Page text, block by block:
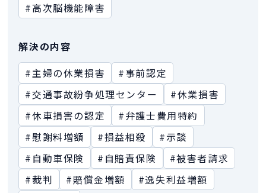
#高次脳機能障害
解決の内容
#主婦の休業損害
#事前認定
#交通事故紛争処理センター
#休業損害
#休車損害の認定
#弁護士費用特約
#慰謝料増額
#損益相殺
#示談
#自動車保険
#自賠責保険
#被害者請求
#裁判
#賠償金増額
#逸失利益増額